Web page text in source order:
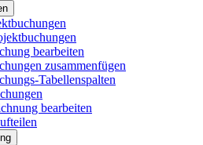
bearbeiten
zusammenfügen
Tabellenspalten
bearbeiten